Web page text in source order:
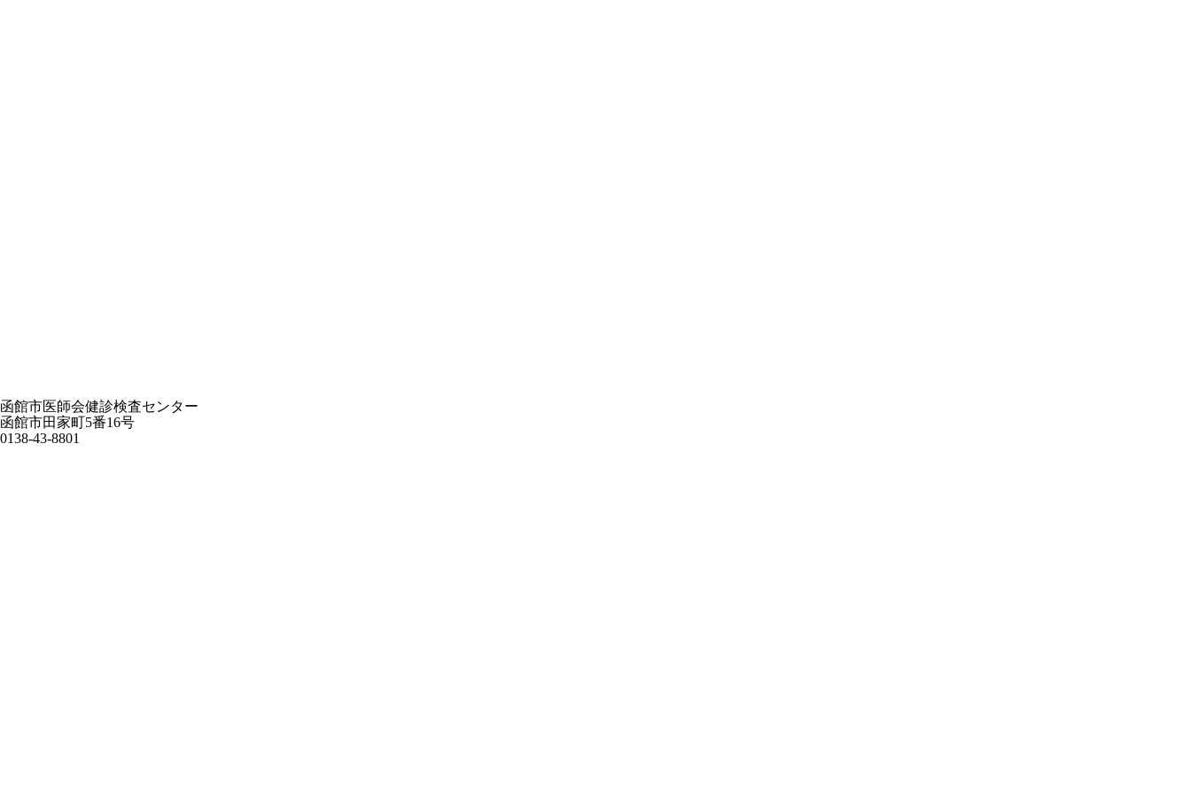
函館市医師会健診検査センター
函館市田家町5番16号
0138-43-8801